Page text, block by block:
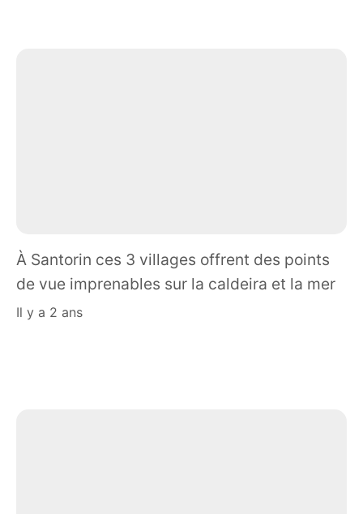
À Santorin ces 3 villages offrent des points
de vue imprenables sur la caldeira et la mer
il y a 2 ans